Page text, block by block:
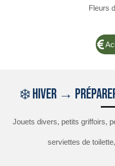
Fleurs
❄️ Hiver →
Jouets divers, petits griffoirs,
serviettes de